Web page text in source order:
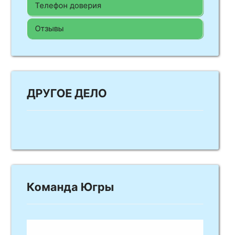
Телефон доверия
Отзывы
ДРУГОЕ ДЕЛО
Команда Югры